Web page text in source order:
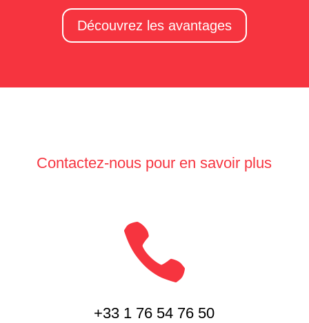
Découvrez les avantages
Contactez-nous pour en savoir plus

+33 1 76 54 76 50